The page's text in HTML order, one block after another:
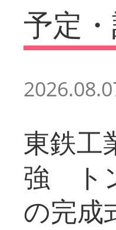
予定
東鉄
強 ト
の完成